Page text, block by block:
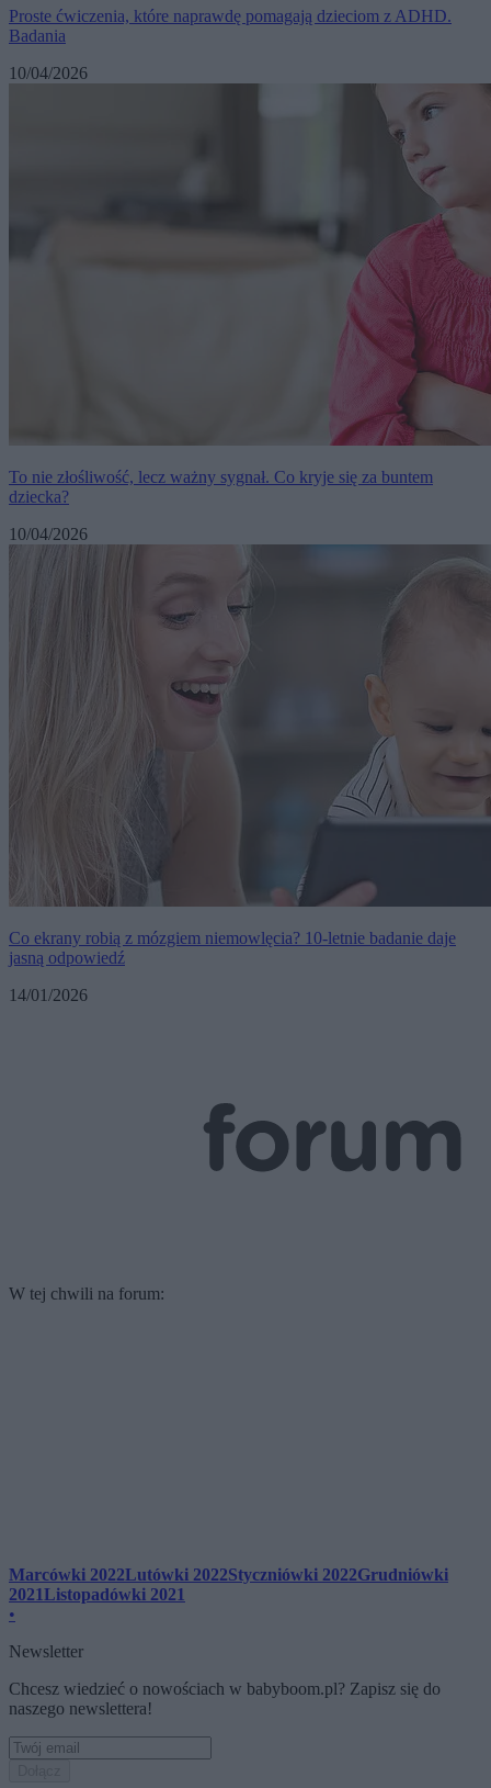
Proste ćwiczenia, które naprawdę pomagają dzieciom z ADHD.
Badania
10/04/2026
To nie złośliwość, lecz ważny sygnał. Co kryje się za buntem
dziecka?
10/04/2026
Co ekrany robią z mózgiem niemowlęcia? 10-letnie badanie daje
jasną odpowiedź
14/01/2026
W tej chwili na forum:
Marcówki 2022Lutówki 2022Styczniówki 2022Grudniówki
2021Listopadówki 2021
•
Newsletter
Chcesz wiedzieć o nowościach w babyboom.pl? Zapisz się do
naszego newslettera!